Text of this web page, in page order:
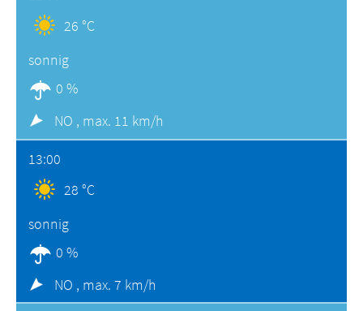
26 °C
sonnig
0 %
NO , max. 11 km/h
13:00
28 °C
sonnig
0 %
NO , max. 7 km/h